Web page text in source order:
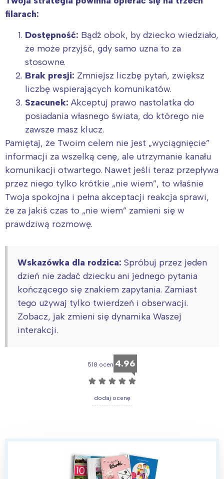
filarach:
Dostępność: Bądź obok, by dziecko wiedziało,
że może przyjść, gdy samo uzna to za
stosowne.
Brak presji: Zmniejsz liczbę pytań, zwiększ
liczbę wspierających komunikatów.
Szacunek: Akceptuj prawo nastolatka do
posiadania własnego świata, do którego nie
zawsze masz klucz.
Pamiętaj, że Twoim celem nie jest „wyciągnięcie”
informacji za wszelką cenę, ale utrzymanie kanału
komunikacji otwartego. Nawet jeśli teraz przepływa
przez niego tylko krótkie „nie wiem”, to właśnie
Twoja spokojna i pełna akceptacji reakcja sprawi,
że za jakiś czas to „nie wiem” zamieni się w
prawdziwą rozmowę.
Wskazówka dla rodzica: Spróbuj przez jeden
dzień nie zadać dziecku ani jednego pytania
kończącego się znakiem zapytania. Zamiast
tego używaj tylko twierdzeń i obserwacji.
Zobacz, jak zmieni się dynamika Waszej
interakcji.
518 ocen 4.96
☆ ☆ ☆ ☆ ☆
dodaj ocenę